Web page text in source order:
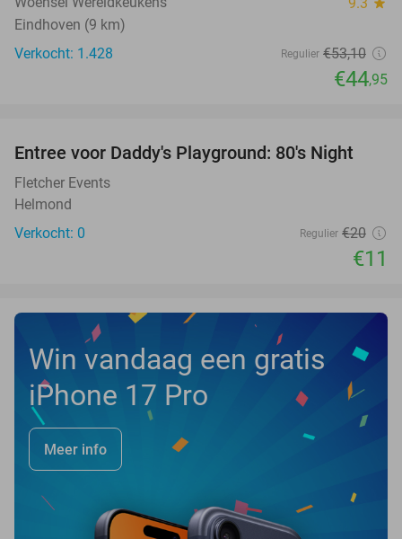
Eindhoven (9 km)
Verkocht: 1.428
Regulier €53,10
€44,95
45%
TODAY
Entree voor Daddy's Playground: 80's Night
Fletcher Events
Helmond
Verkocht: 0
Regulier €20
€11
Win vandaag een gratis
iPhone 17 Pro
Meer info